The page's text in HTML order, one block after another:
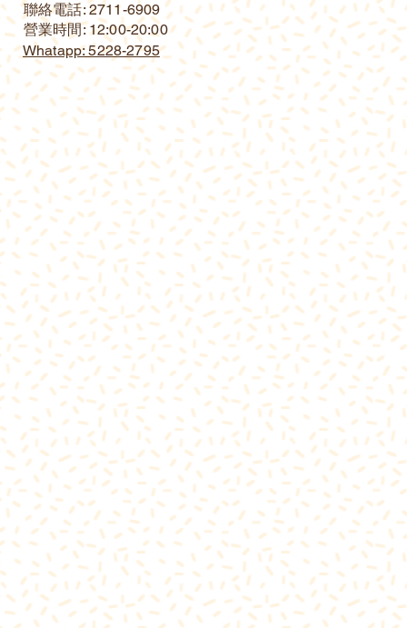
​聯絡電話: 2711-6909
營業時間: 12:00-20:00
Whatapp: 5228-2795